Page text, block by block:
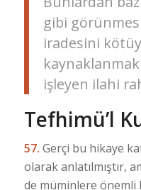
gibi
iradesini
işleyen ilahi
Tefhimü’l
57. Gerçi bu hikaye
olarak anlatılmıştır,
de müminlere önemli